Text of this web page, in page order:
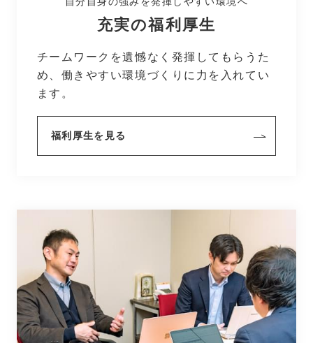
充実の福利厚生
チームワークを遺憾なく発揮してもらうた
め、働きやすい環境づくりに力を入れてい
ます。
福利厚生を見る